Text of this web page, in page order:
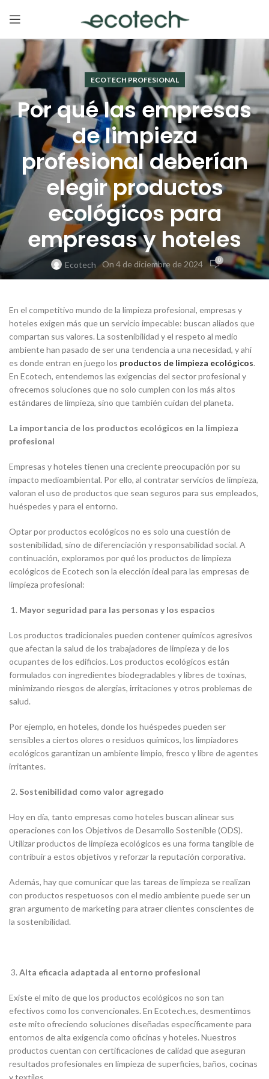
ECOTECH PROFESIONAL
Por qué las empresas
de limpieza
profesional deberían
elegir productos
ecológicos para
empresas y hoteles
Ecotech On 4 de diciembre de 2024 0
En el competitivo mundo de la limpieza profesional, empresas y
hoteles exigen más que un servicio impecable: buscan aliados que
compartan sus valores. La sostenibilidad y el respeto al medio
ambiente han pasado de ser una tendencia a una necesidad, y ahí
es donde entran en juego los productos de limpieza ecológicos.
En Ecotech, entendemos las exigencias del sector profesional y
ofrecemos soluciones que no solo cumplen con los más altos
estándares de limpieza, sino que también cuidan del planeta.
La importancia de los productos ecológicos en la limpieza
profesional
Empresas y hoteles tienen una creciente preocupación por su
impacto medioambiental. Por ello, al contratar servicios de limpieza,
valoran el uso de productos que sean seguros para sus empleados,
huéspedes y para el entorno.
Optar por productos ecológicos no es solo una cuestión de
sostenibilidad, sino de diferenciación y responsabilidad social. A
continuación, exploramos por qué los productos de limpieza
ecológicos de Ecotech son la elección ideal para las empresas de
limpieza profesional:
Mayor seguridad para las personas y los espacios
Los productos tradicionales pueden contener químicos agresivos
que afectan la salud de los trabajadores de limpieza y de los
ocupantes de los edificios. Los productos ecológicos están
formulados con ingredientes biodegradables y libres de toxinas,
minimizando riesgos de alergias, irritaciones y otros problemas de
salud.
Por ejemplo, en hoteles, donde los huéspedes pueden ser
sensibles a ciertos olores o residuos químicos, los limpiadores
ecológicos garantizan un ambiente limpio, fresco y libre de agentes
irritantes.
Sostenibilidad como valor agregado
Hoy en día, tanto empresas como hoteles buscan alinear sus
operaciones con los Objetivos de Desarrollo Sostenible (ODS).
Utilizar productos de limpieza ecológicos es una forma tangible de
contribuir a estos objetivos y reforzar la reputación corporativa.
Además, hay que comunicar que las tareas de limpieza se realizan
con productos respetuosos con el medio ambiente puede ser un
gran argumento de marketing para atraer clientes conscientes de
la sostenibilidad.
Alta eficacia adaptada al entorno profesional
Existe el mito de que los productos ecológicos no son tan
efectivos como los convencionales. En Ecotech.es, desmentimos
este mito ofreciendo soluciones diseñadas específicamente para
entornos de alta exigencia como oficinas y hoteles. Nuestros
productos cuentan con certificaciones de calidad que aseguran
resultados profesionales en limpieza de superficies, baños, cocinas